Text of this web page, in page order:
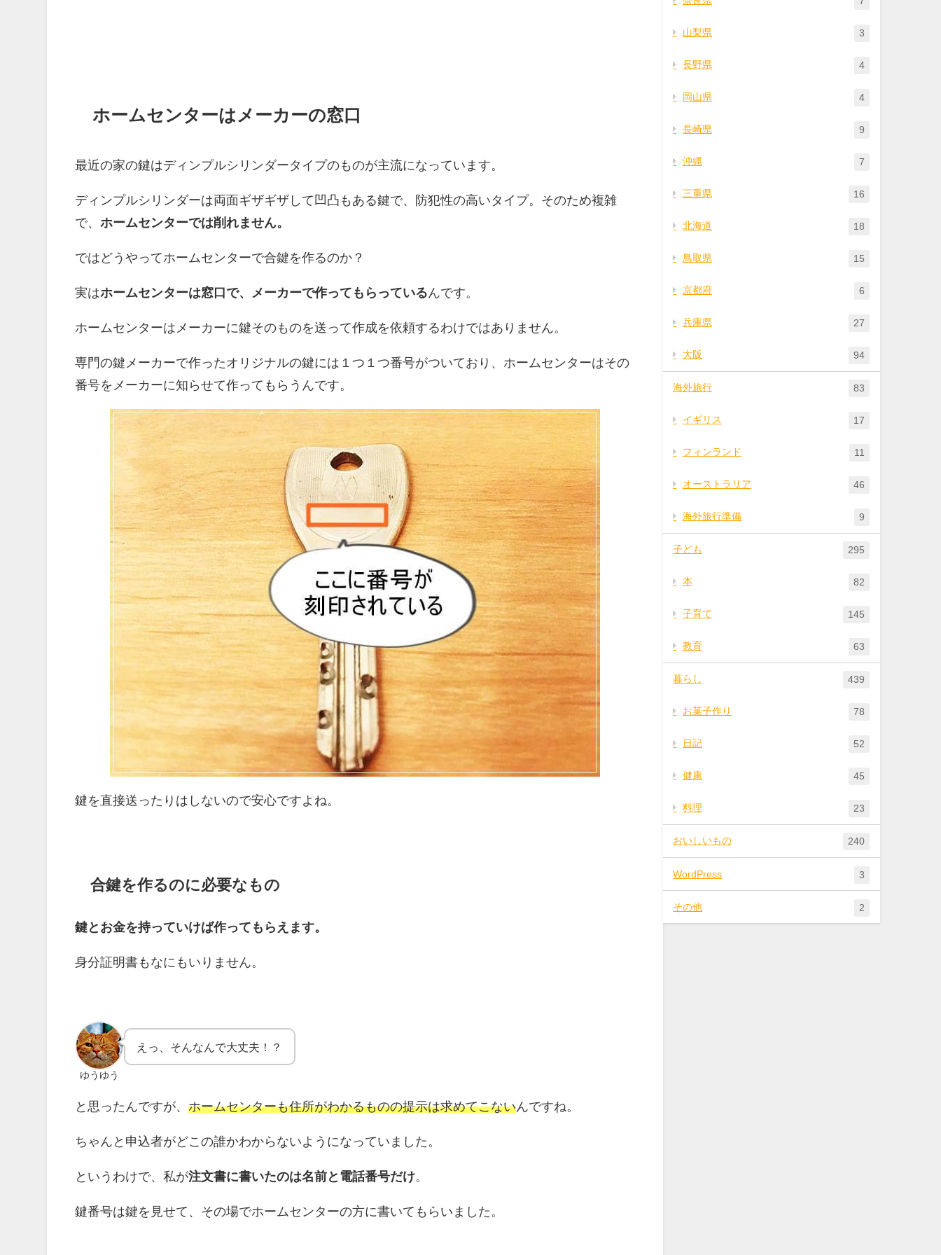
ホームセンターはメーカーの窓口
最近の家の鍵はディンプルシリンダータイプのものが主流になっています。
ディンプルシリンダーは両面ギザギザして凹凸もある鍵で、防犯性の高いタイプ。そのため複雑
で、ホームセンターでは削れません。
ではどうやってホームセンターで合鍵を作るのか？
実はホームセンターは窓口で、メーカーで作ってもらっているんです。
ホームセンターはメーカーに鍵そのものを送って作成を依頼するわけではありません。
専門の鍵メーカーで作ったオリジナルの鍵には１つ１つ番号がついており、ホームセンターはその
番号をメーカーに知らせて作ってもらうんです。
鍵を直接送ったりはしないので安心ですよね。
合鍵を作るのに必要なもの
鍵とお金を持っていけば作ってもらえます。
身分証明書もなにもいりません。
ゆうゆう
えっ、そんなんで大丈夫！？
と思ったんですが、ホームセンターも住所がわかるものの提示は求めてこないんですね。
ちゃんと申込者がどこの誰かわからないようになっていました。
というわけで、私が注文書に書いたのは名前と電話番号だけ。
鍵番号は鍵を見せて、その場でホームセンターの方に書いてもらいました。
山梨県 3
長野県 4
岡山県 4
長崎県 9
沖縄 7
三重県 16
北海道 18
鳥取県 15
京都府 6
兵庫県 27
大阪 94
海外旅行 83
イギリス 17
フィンランド 11
オーストラリア 46
海外旅行準備 9
子ども 295
本 82
子育て 145
教育 63
暮らし 439
お菓子作り 78
日記 52
健康 45
料理 23
おいしいもの 240
WordPress 3
その他 2